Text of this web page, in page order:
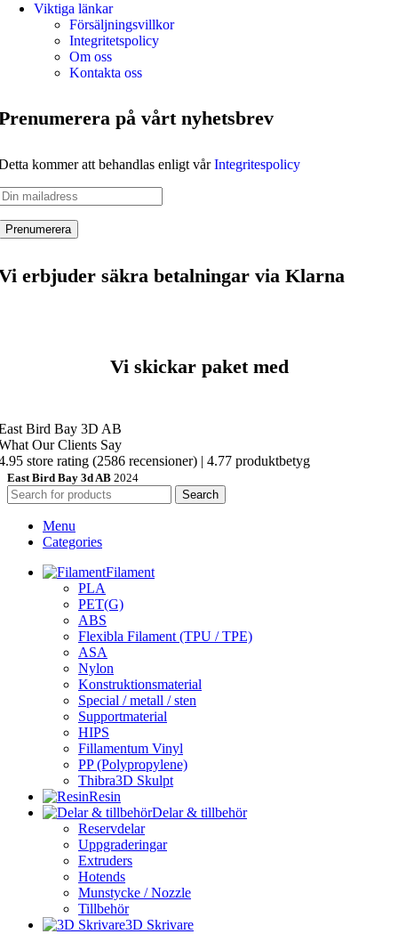
Viktiga länkar
Försäljningsvillkor
Integritetspolicy
Om oss
Kontakta oss
på vårt nyhetsbrev
kommer att behandlas enligt vårIntegritespolicy
erbjuder säkra betalningar via Klarna
Vi skickar paket med
Bird Bay 3D AB
Our Clients Say
store rating (2586 recensioner) | 4.77 produktbetyg
East Bird Bay 3d AB 2024
Search
Menu
Categories
Filament
PLA
PET(G)
ABS
Flexibla Filament (TPU / TPE)
ASA
Nylon
Konstruktionsmaterial
Special / metall / sten
Supportmaterial
HIPS
Fillamentum Vinyl
PP (Polypropylene)
Thibra3D Skulpt
Resin
Delar & tillbehör
Reservdelar
Uppgraderingar
Extruders
Hotends
Munstycke / Nozzle
Tillbehör
3D Skrivare